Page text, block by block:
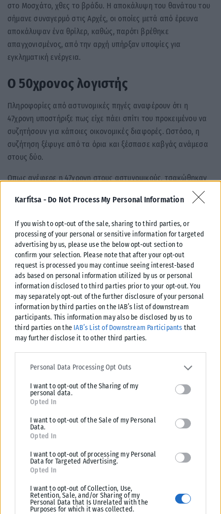
Karfitsa - Do Not Process My Personal Information
If you wish to opt-out of the sale, sharing to third parties, or
processing of your personal or sensitive information for targeted
advertising by us, please use the below opt-out section to
confirm your selection. Please note that after your opt-out
request is processed you may continue seeing interest-based
ads based on personal information utilized by us or personal
information disclosed to third parties prior to your opt-out. You
may separately opt-out of the further disclosure of your personal
information by third parties on the IAB’s list of downstream
participants. This information may also be disclosed by us to
third parties on the IAB’s List of Downstream Participants that
may further disclose it to other third parties.
Please note that this website/app uses one or more Google
services and may gather and store information including but not
deny consent to Google and its third-party tags to use your data
for below specified purposes in below Google consent section.
Personal Data Processing Opt Outs
I want to opt-out of the Sharing of my
personal data.
Opted In
I want to opt-out of the Sale of my Personal
Data.
Opted In
I want to opt-out of processing my Personal
Data for Targeted Advertising.
Opted In
I want to opt-out of Collection, Use,
Retention, Sale, and/or Sharing of my
Personal Data that Is Unrelated with the
Purposes for which it was collected.
στο Μοσχάτο, χθες το βράδυ. Η αποκάλυψη του θανάτου του
σήμανε συναγερμό στις Αρχές, οι οποίες μετά από έρευνα
αποκάλυψαν ένα θρίλερ, καθώς, παρότι βρέθηκε
απαγχονισμένος, από την αρχή υπήρξαν υποψίες για
εγκληματική ενέργεια.
Ο 50χρονος λογιστής
Πληροφορίες από αστυνομικές πηγές αναφέρουν ότι η
47χρονη υποστήριξε πως είχε πάει σπίτι του προκειμένου να
συζητήσουν για κάποιες οικονομικές διαφορές. Ωστόσο, η
συζήτηση ξέφυγε από τα όρια και ξέσπασε καβγάς ανάμεσα
στους δύο.
Οπως ανέφερε η 47χρονη στους αστυνομικούς, τσακώθηκαν
και η ίδια επιχείρησε να πνίξει με κορδόνι τον 50χρονο. Στη
συνέχεια εκείνος της είπε πως δεν αντέχει άλλο, έδεσε μία
το λαιμό του στη θηλιά της ζώνης. Της είπε πως θα
αυτοκτονήσει, με τη 47χρονη όχι μόνο να μην τον αποτρέπει,
αλλά να τον παροτρύνει να το κάνει. Ο ίδιος όμως δεν το
έκανε και τότε η γυναίκα έσπρωξε την καρέκλα, με συνέπεια
ο λογιστής να απαγχονιστεί.
paraskhnio.gr
Σχετικά Άρθρα